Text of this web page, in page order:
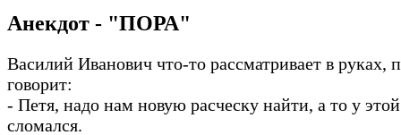
Анекдот - "ПОРА"
Василий Иванович что-то рассматривает в руках,
говорит:
- Петя, надо нам новую расческу найти, а то у
сломался.